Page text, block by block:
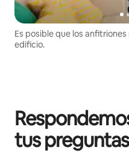
Es posible que los
edificio.
tus preguntas